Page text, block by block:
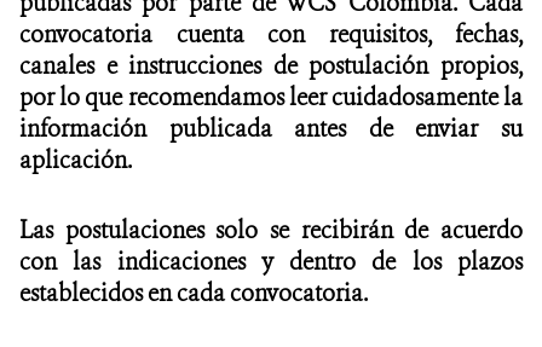
ALIADOS Y ALIANZAS
COBERTURA EN MEDIOS DE COMUNICACIÓN
INFORME ANUAL WCS
MECANISMO DE ATENCIÓN DE QUEJAS Y RECLAMOS
DONA
convocatoria cuenta con requisitos, fechas,
canales e instrucciones de postulación propios,
por lo que recomendamos leer cuidadosamente la
información publicada antes de enviar su
aplicación.
Las postulaciones solo se recibirán de acuerdo
con las indicaciones y dentro de los plazos
establecidos en cada convocatoria.